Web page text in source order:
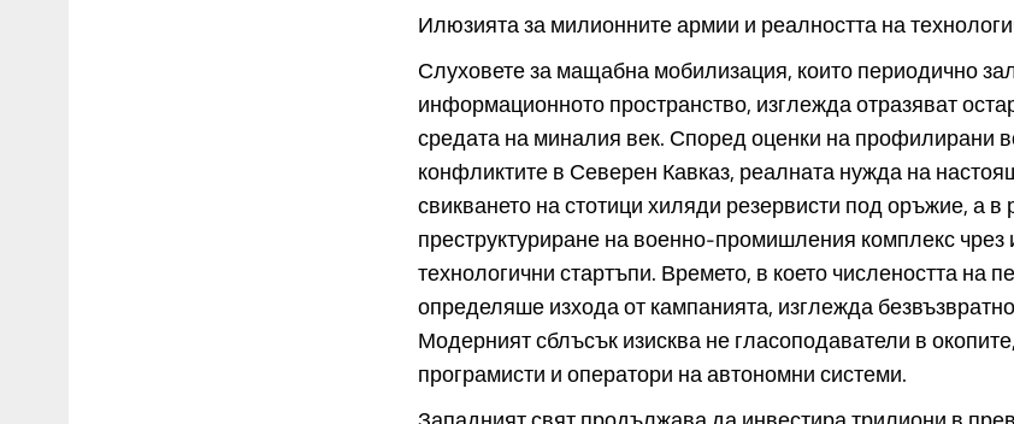
Илюзията за милионните армии и реалността на
Слуховете за мащабна мобилизация, които периодично
информационното пространство, изглежда отразяват
средата на миналия век. Според оценки на профилирани
конфликтите в Северен Кавказ, реалната нужда на
свикването на стотици хиляди резервисти под оръжие, а в
преструктуриране на военно-промишления комплекс чрез
технологични стартъпи. Времето, в което числеността на
определяше изхода от кампанията, изглежда
Модерният сблъсък изисква не гласоподаватели в
програмисти и оператори на автономни системи.